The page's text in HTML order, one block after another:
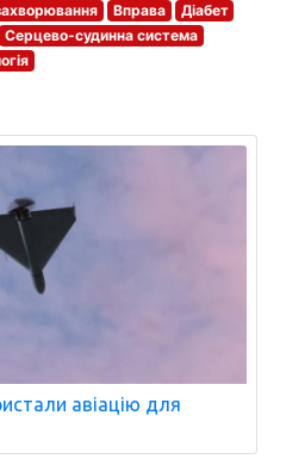
Вправа
Діабет
Серцево-судинна система
авіацію для